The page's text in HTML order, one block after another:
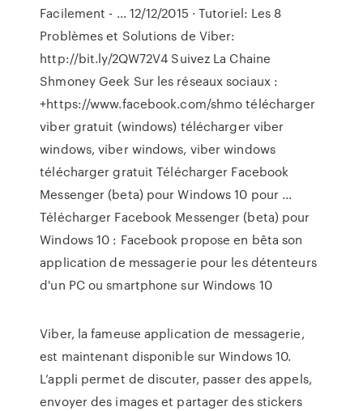
Facilement - … 12/12/2015 · Tutoriel: Les 8
Problèmes et Solutions de Viber:
http://bit.ly/2QW72V4 Suivez La Chaine
Shmoney Geek Sur les réseaux sociaux :
+https://www.facebook.com/shmo télécharger
viber gratuit (windows) télécharger viber
windows, viber windows, viber windows
télécharger gratuit Télécharger Facebook
Messenger (beta) pour Windows 10 pour ...
Télécharger Facebook Messenger (beta) pour
Windows 10 : Facebook propose en bêta son
application de messagerie pour les détenteurs
d'un PC ou smartphone sur Windows 10
Viber, la fameuse application de messagerie,
est maintenant disponible sur Windows 10.
L’appli permet de discuter, passer des appels,
envoyer des images et partager des stickers